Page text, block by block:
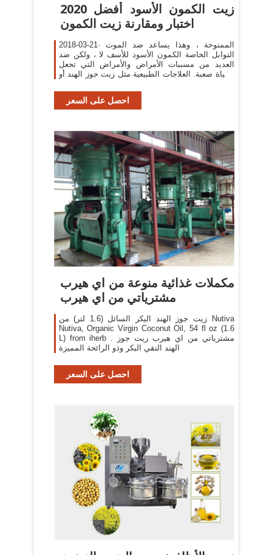
زيت الكمون الأسود أفضل 2020
اختبار ومقارنة زيت الكمون
2018-03-21· الممنوحة ، وهذا يساعد ضد الموت
التوابل الخاصة الكمون الأسود للأسف لا ، ولكن ضد
العديد من مسببات الأمراض والأمراض التي تجعل
الحياة صعبة. العلاجات الطبيعية مثل زيت جوز الهند أو
احصل على السعر
مكملات غذائية منوعة من اي هيرب
مشترياتي من اي هيرب
زيت جوز الهند البكر السائل (1.6 لتر) من Nutiva
Nutiva, Organic Virgin Coconut Oil, 54 fl oz (1.6
L) from iherb . مشترياتي من اي هيرب زيت جوز
الهند النقي البكر وذو الرائحة المميزة
احصل على السعر